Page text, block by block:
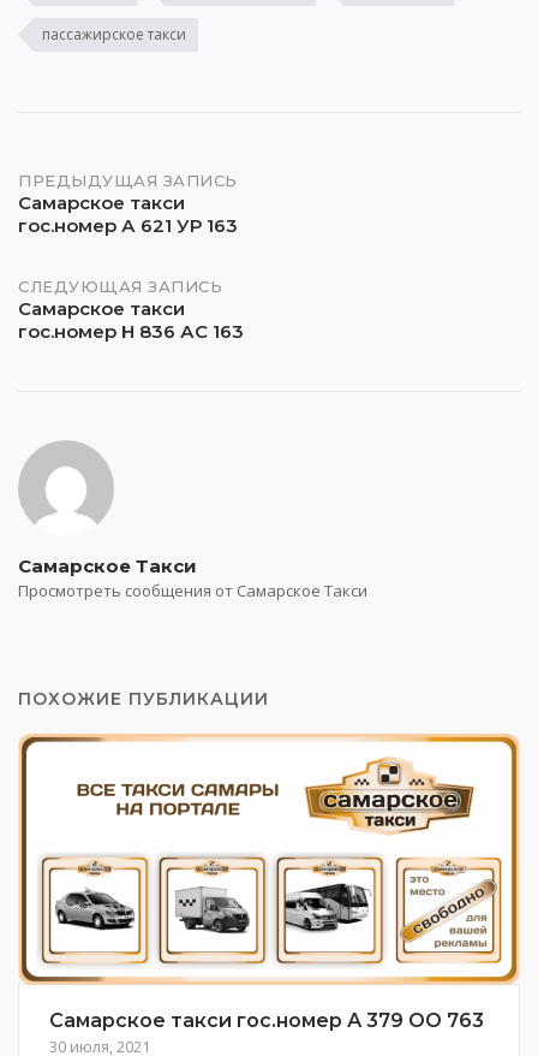
пассажирское такси
Навигация
по
записям
ПРЕДЫДУЩАЯ ЗАПИСЬ
Самарское такси
гос.номер А 621 УР 163
СЛЕДУЮЩАЯ ЗАПИСЬ
Самарское такси
гос.номер Н 836 АС 163
Самарское Такси
Просмотреть сообщения от Самарское Такси
ПОХОЖИЕ ПУБЛИКАЦИИ
Самарское такси гос.номер А 379 ОО 763
30 июля, 2021